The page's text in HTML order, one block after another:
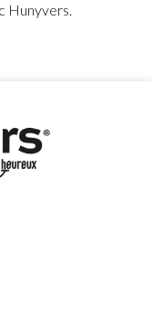
Hunyvers.